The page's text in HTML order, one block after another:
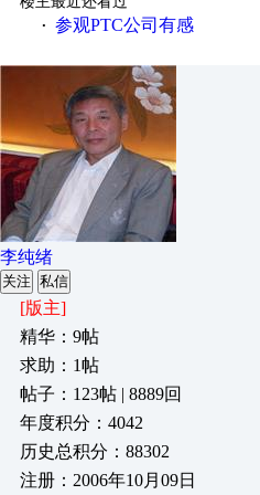
· 参观PTC公司有感
李纯绪
关注 私信
[版主]
精华：9帖
求助：1帖
帖子：123帖 | 8889回
年度积分：4042
历史总积分：88302
注册：2006年10月09日